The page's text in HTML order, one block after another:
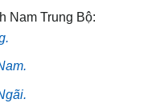
Nam Trung Bộ: